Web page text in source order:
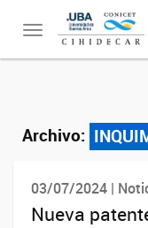
Toggle
Archivo:
03/07/2024 |
Nueva